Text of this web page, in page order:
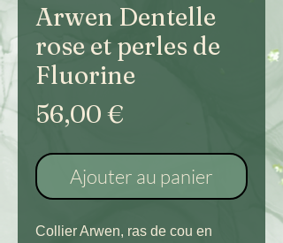
Arwen Dentelle
rose et perles de
Fluorine
56,00 €
Ajouter au panier
Collier Arwen, ras de cou en